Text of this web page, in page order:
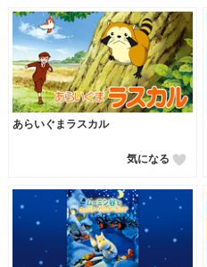
あらいぐまラスカル
気になる